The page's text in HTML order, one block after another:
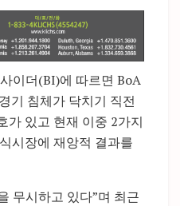
이더(BI)에 따르면 BoA
기 침체가 닥치기 직전
가 있고 현재 이중 2가지
시장에 재앙적 결과를
무시하고 있다”며 최근